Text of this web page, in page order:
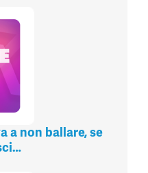
a non ballare, se